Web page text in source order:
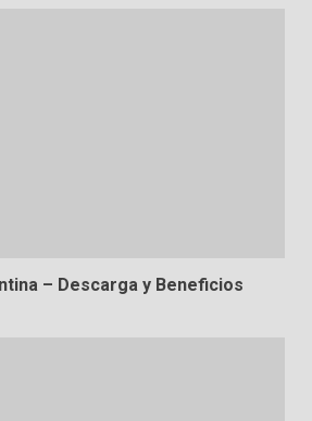
– Descarga y Beneficios